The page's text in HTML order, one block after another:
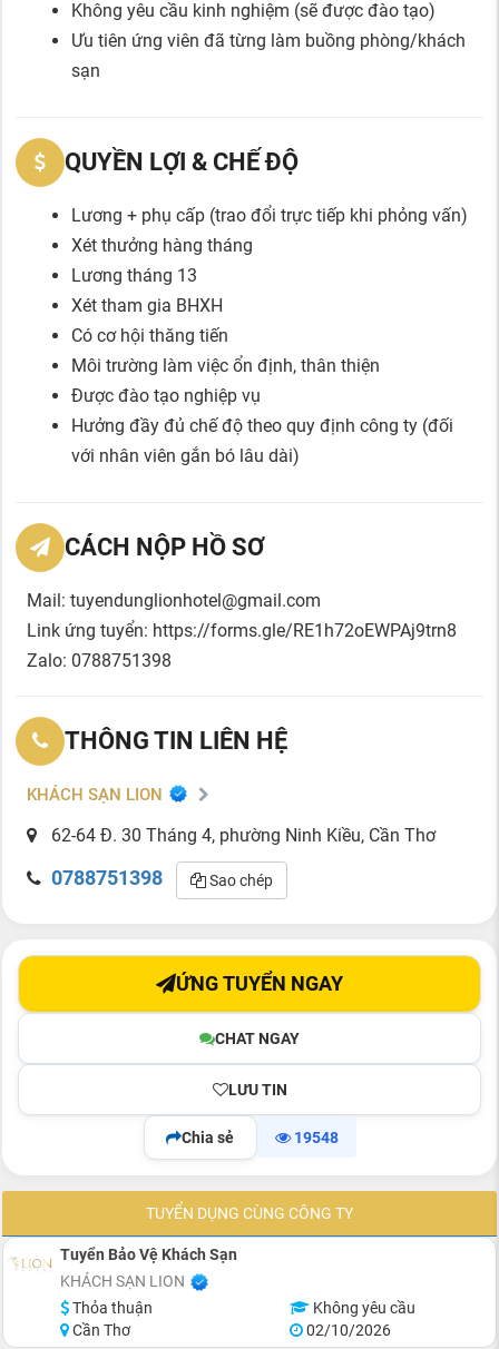
Không yêu cầu kinh nghiệm (sẽ được đào tạo)
Ưu tiên ứng viên đã từng làm buồng phòng/khách
sạn
QUYỀN LỢI & CHẾ ĐỘ
Lương + phụ cấp (trao đổi trực tiếp khi phỏng vấn)
Xét thưởng hàng tháng
Lương tháng 13
Xét tham gia BHXH
Có cơ hội thăng tiến
Môi trường làm việc ổn định, thân thiện
Được đào tạo nghiệp vụ
Hưởng đầy đủ chế độ theo quy định công ty (đối
với nhân viên gắn bó lâu dài)
CÁCH NỘP HỒ SƠ
Mail: tuyendunglionhotel@gmail.com
Link ứng tuyển: https://forms.gle/RE1h72oEWPAj9trn8
Zalo: 0788751398
THÔNG TIN LIÊN HỆ
KHÁCH SẠN LION
62-64 Đ. 30 Tháng 4, phường Ninh Kiều, Cần Thơ
0788751398 Sao chép
CHAT NGAY
LƯU TIN
ỨNG TUYỂN NGAY
Chia sẻ 19548
TUYỂN DỤNG CÙNG CÔNG TY
Tuyển Bảo Vệ Khách Sạn
KHÁCH SẠN LION
Thỏa thuận
Không yêu cầu
Cần Thơ
02/10/2026